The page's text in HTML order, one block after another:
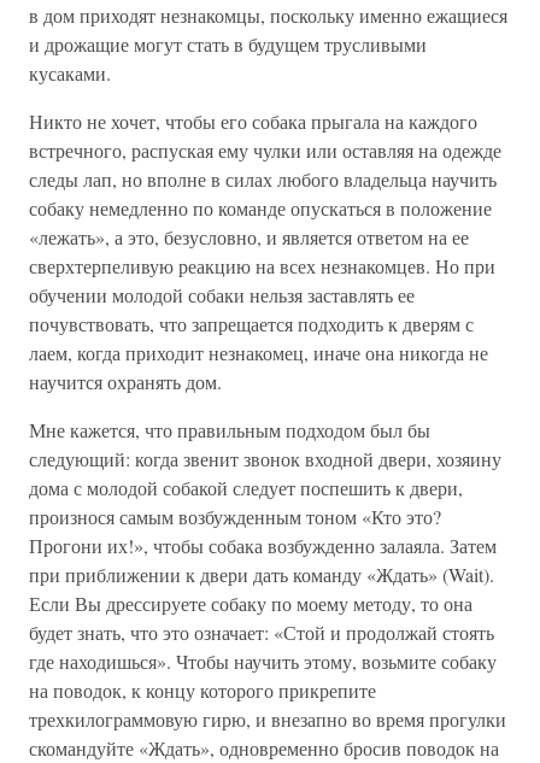
в дом приходят незнакомцы, поскольку именно ежащиеся
и дрожащие могут стать в будущем трусливыми
кусаками.
Никто не хочет, чтобы его собака прыгала на каждого
встречного, распуская ему чулки или оставляя на одежде
следы лап, но вполне в силах любого владельца научить
собаку немедленно по команде опускаться в положение
«лежать», а это, безусловно, и является ответом на ее
сверхтерпеливую реакцию на всех незнакомцев. Но при
обучении молодой собаки нельзя заставлять ее
почувствовать, что запрещается подходить к дверям с
лаем, когда приходит незнакомец, иначе она никогда не
научится охранять дом.
Мне кажется, что правильным подходом был бы
следующий: когда звенит звонок входной двери, хозяину
дома с молодой собакой следует поспешить к двери,
произнося самым возбужденным тоном «Кто это?
Прогони их!», чтобы собака возбужденно залаяла. Затем
при приближении к двери дать команду «Ждать» (Wait).
Если Вы дрессируете собаку по моему методу, то она
будет знать, что это означает: «Стой и продолжай стоять
где находишься». Чтобы научить этому, возьмите собаку
на поводок, к концу которого прикрепите
трехкилограммовую гирю, и внезапно во время прогулки
скомандуйте «Ждать», одновременно бросив поводок на